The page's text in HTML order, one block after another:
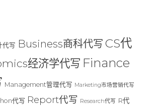
代写 Business商科代写 CS代
经济学代写 Finance
Management管理代写 Marketing市场营销代写
代写 Report代写 Research代写 R代